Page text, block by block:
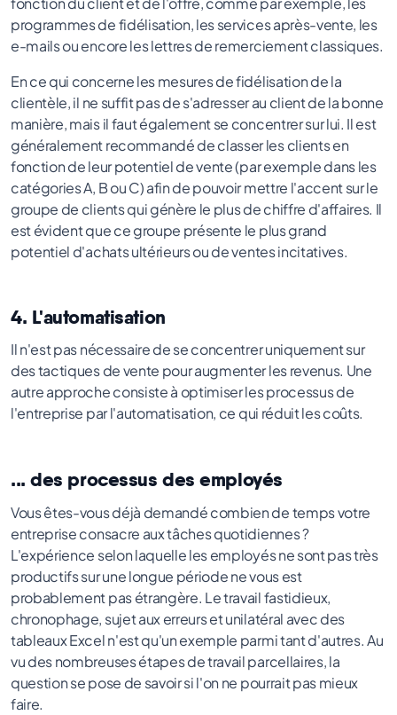
programmes de fidélisation, les services après-vente, les
e-mails ou encore les lettres de remerciement classiques.
En ce qui concerne les mesures de fidélisation de la
clientèle, il ne suffit pas de s'adresser au client de la bonne
manière, mais il faut également se concentrer sur lui. Il est
généralement recommandé de classer les clients en
fonction de leur potentiel de vente (par exemple dans les
catégories A, B ou C) afin de pouvoir mettre l'accent sur le
groupe de clients qui génère le plus de chiffre d'affaires. Il
est évident que ce groupe présente le plus grand
potentiel d'achats ultérieurs ou de ventes incitatives.
4. L'automatisation
Il n'est pas nécessaire de se concentrer uniquement sur
des tactiques de vente pour augmenter les revenus. Une
autre approche consiste à optimiser les processus de
l'entreprise par l'automatisation, ce qui réduit les coûts.
... des processus des employés
Vous êtes-vous déjà demandé combien de temps votre
entreprise consacre aux tâches quotidiennes ?
L'expérience selon laquelle les employés ne sont pas très
productifs sur une longue période ne vous est
probablement pas étrangère. Le travail fastidieux,
chronophage, sujet aux erreurs et unilatéral avec des
tableaux Excel n'est qu'un exemple parmi tant d'autres. Au
vu des nombreuses étapes de travail parcellaires, la
question se pose de savoir si l'on ne pourrait pas mieux
faire.